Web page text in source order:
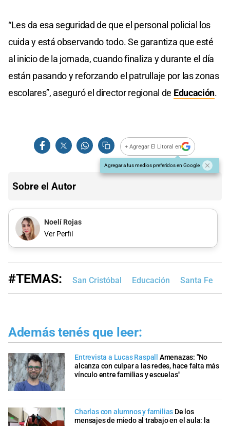
“Les da esa seguridad de que el personal policial los
cuida y está observando todo. Se garantiza que esté
al inicio de la jornada, cuando finaliza y durante el día
están pasando y reforzando el patrullaje por las zonas
escolares”, aseguró el director regional de Educación.
+ Agregar El Litoral en
Agregar a tus medios preferidos en Google
Sobre el Autor
Noelí Rojas
Ver Perfil
#TEMAS: San Cristóbal Educación Santa Fe
Además tenés que leer:
Entrevista a Lucas Raspall
Amenazas: "No
alcanza con culpar a las redes, hace falta más
vínculo entre familias y escuelas"
Charlas con alumnos y familias De los
mensajes de miedo al trabajo en el aula: la